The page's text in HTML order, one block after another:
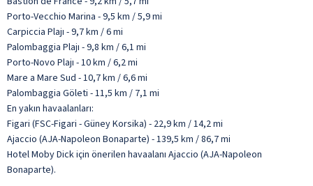
Porto-Vecchio Marina - 9,5 km / 5,9 mi
Carpiccia Plajı - 9,7 km / 6 mi
Palombaggia Plajı - 9,8 km / 6,1 mi
Porto-Novo Plajı - 10 km / 6,2 mi
Mare a Mare Sud - 10,7 km / 6,6 mi
Palombaggia Göleti - 11,5 km / 7,1 mi
En yakın havaalanları:
Figari (FSC-Figari - Güney Korsika) - 22,9 km / 14,2 mi
Ajaccio (AJA-Napoleon Bonaparte) - 139,5 km / 86,7 mi
Hotel Moby Dick için önerilen havaalanı Ajaccio (AJA-Napoleon
Bonaparte).